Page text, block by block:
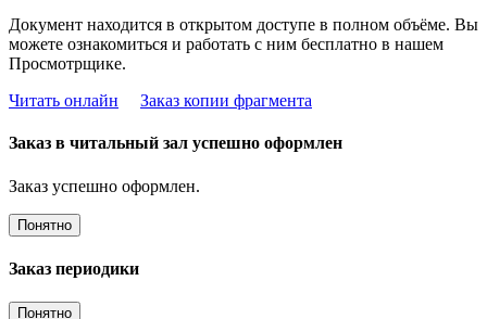
Документ находится в открытом доступе в полном объёме. Вы
можете ознакомиться и работать с ним бесплатно в нашем
Просмотрщике.
Читать онлайн
Заказ копии фрагмента
Заказ в читальный зал успешно оформлен
Заказ успешно оформлен.
Понятно
Заказ периодики
Понятно